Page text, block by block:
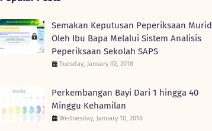
Semakan Keputusan Peperiksaan Murid
Oleh Ibu Bapa Melalui Sistem Analisis
Peperiksaan Sekolah SAPS
Tuesday, January 02, 2018
Perkembangan Bayi Dari 1 hingga 40
Minggu Kehamilan
Wednesday, January 10, 2018